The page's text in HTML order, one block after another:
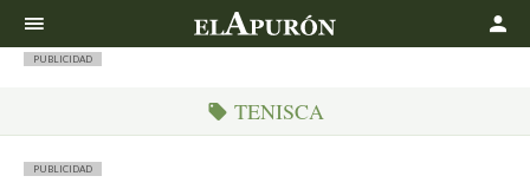
PUBLICIDAD
TENISCA
PUBLICIDAD